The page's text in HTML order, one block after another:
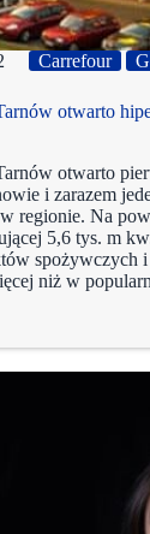
Carrefour
otwarto
otwarto
i zarazem
regionie. Na
5,6 tys. m
spożywczych i
niż w